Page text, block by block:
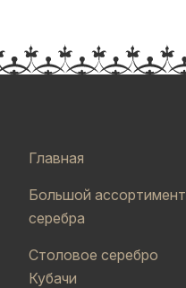
Главная
Большой ассортимент
серебра
Столовое серебро
Кубачи